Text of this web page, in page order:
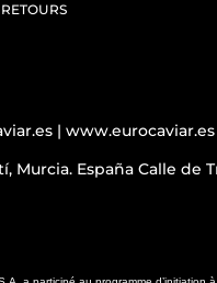
| www.eurocaviar.es
Murcia. España Calle de